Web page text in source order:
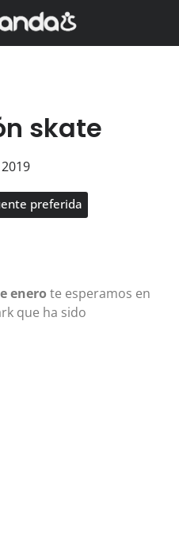
skate
preferida
enero te esperamos en
que ha sido